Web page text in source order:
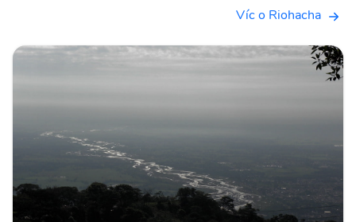
Víc o Riohacha